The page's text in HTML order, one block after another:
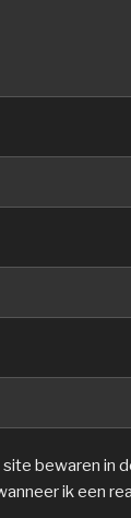
site bewaren in
ik een